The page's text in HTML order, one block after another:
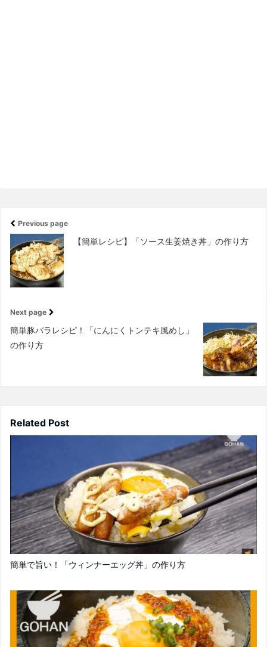
Previous page
【簡単レシピ】「ソース生姜焼き丼」の作り方
Next page
簡単豚バラレシピ！「にんにくトンテキ風めし」
の作り方
Related Post
簡単で旨い！「ウィンナーエッグ丼」の作り方